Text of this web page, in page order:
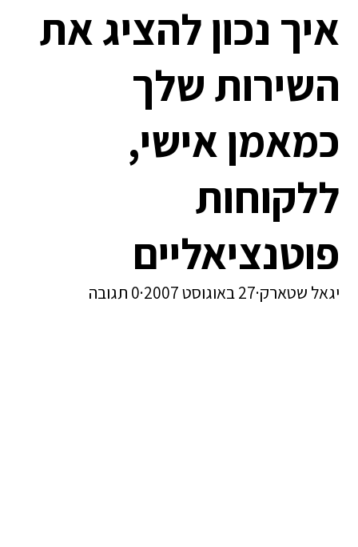
איך נכון להציג את
השירות שלך
כמאמן אישי,
ללקוחות
פוטנציאליים
יגאל שטארק·27 באוגוסט 2007 ·0 תגובה